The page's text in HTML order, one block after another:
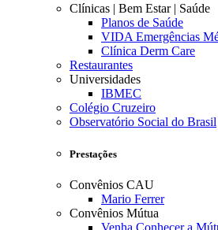
Clínicas | Bem Estar | Saúde
Planos de Saúde
VIDA Emergências
Clínica Derm Care
Restaurantes
Universidades
IBMEC
Colégio Cruzeiro
Observatório Social do Brasil
Prestações
Convênios CAU
Mario Ferrer
Convênios Mútua
Venha Conhecer a